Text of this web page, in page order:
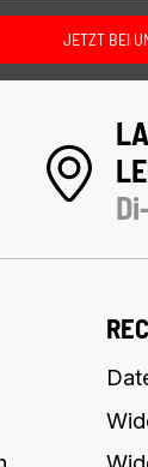
JETZT BEI